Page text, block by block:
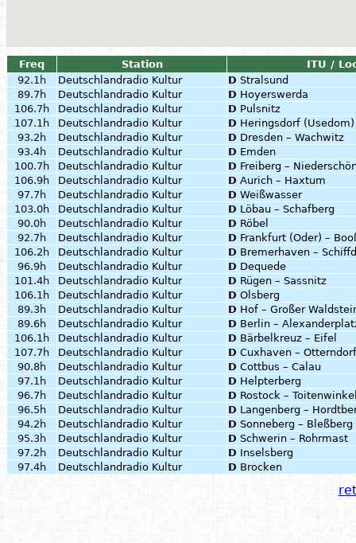
Freq Station
ITU /
92.1h
Deutschlandradio Kultur D Stralsund
89.7h
Deutschlandradio Kultur D Hoyerswerda
106.7h
Deutschlandradio Kultur D Pulsnitz
107.1h
Deutschlandradio Kultur D Heringsdorf
93.2h
Deutschlandradio Kultur D Dresden – Wachwitz
93.4h
Deutschlandradio Kultur D Emden
100.7h
Deutschlandradio Kultur D Freiberg –
106.9h
Deutschlandradio Kultur D Aurich – Haxtum
97.7h
Deutschlandradio Kultur D Weißwasser
103.0h
Deutschlandradio Kultur D Löbau – Schafberg
90.0h
Deutschlandradio Kultur D Röbel
92.7h
Deutschlandradio Kultur D Frankfurt (Oder) –
106.2h
Deutschlandradio Kultur D Bremerhaven –
96.9h
Deutschlandradio Kultur D Dequede
101.4h
Deutschlandradio Kultur D Rügen – Sassnitz
106.1h
Deutschlandradio Kultur D Olsberg
89.3h
Deutschlandradio Kultur D Hof – Großer
89.6h
Deutschlandradio Kultur D Berlin –
106.1h
Deutschlandradio Kultur D Bärbelkreuz – Eifel
107.7h
Deutschlandradio Kultur D Cuxhaven – Otterndorf
90.8h
Deutschlandradio Kultur D Cottbus – Calau
97.1h
Deutschlandradio Kultur D Helpterberg
96.7h
Deutschlandradio Kultur D Rostock –
96.5h
Deutschlandradio Kultur D Langenberg –
94.2h
Deutschlandradio Kultur D Sonneberg – Bleßberg
95.3h
Deutschlandradio Kultur D Schwerin – Rohrmast
97.2h
Deutschlandradio Kultur D Inselsberg
97.4h
Deutschlandradio Kultur D Brocken